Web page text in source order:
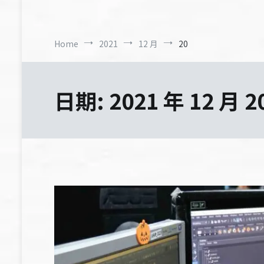
Home 2021 12 月 20
日期: 2021 年 12 月